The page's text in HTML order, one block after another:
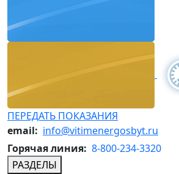
ПЕРЕДАТЬ ПОКАЗАНИЯ
email: info@vitimenergosbyt.ru
Горячая линия: 8-800-234-3320
РАЗДЕЛЫ